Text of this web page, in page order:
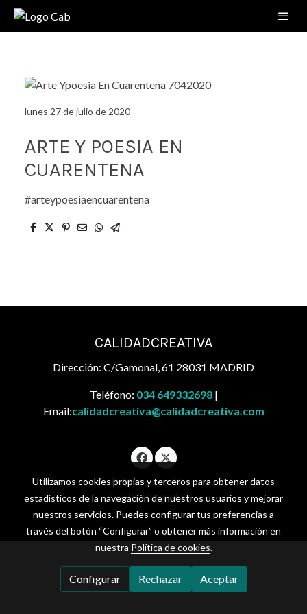
lunes 27 de julio de 2020
ARTE Y POESIA EN
CUARENTENA
#arteypoesiaencuarentena
CALIDADCREATIVA
Dirección: C/Gamonal, 61 28031 MADRID
Teléfono: 034 649332698|
Email:calidadcreativa@calidadcreativa.com
Política de cookies
Gestión de cookies
Utilizamos cookies propias y terceros para obtener datos
estadísticos de la navegación de nuestros usuarios y mejorar
nuestros servicios. Puedes configurar tus preferencias a
través del botón “Configurar” o obtener más información en
nuestra Política de cookies.
Configurar Rechazar Aceptar